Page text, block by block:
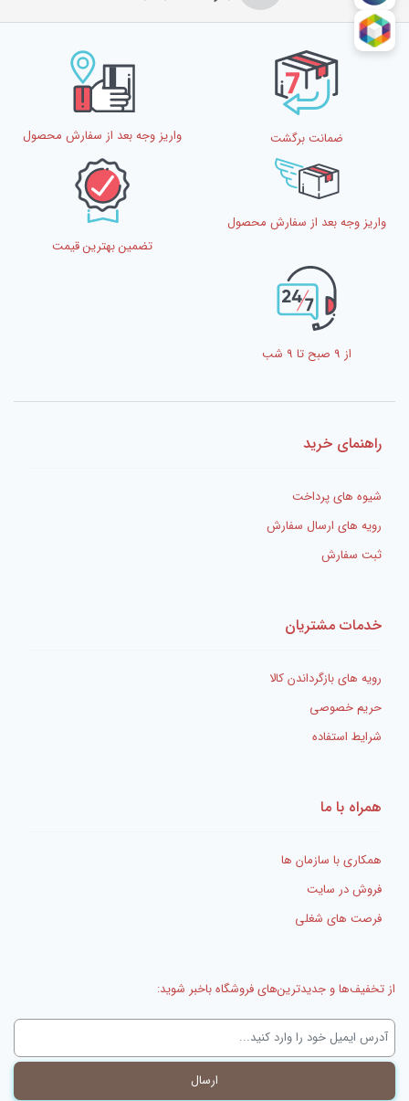
ضمانت برگشت واریز وجه بعد از سفارش محصول
واریز وجه بعد از سفارش محصول
تضمین بهترین قیمت
از 9 صبح تا 9 شب
راهنمای خرید
شیوه های پرداخت
رویه های ارسال سفارش
ثبت سفارش
خدمات مشتریان
رویه های بازگرداندن کالا
حریم خصوصی
شرایط استفاده
همراه با ما
همکاری با سازمان ها
فروش در سایت
فرصت های شغلی
از تخفیف‌ها و جدیدترین‌های فروشگاه باخبر شوید: